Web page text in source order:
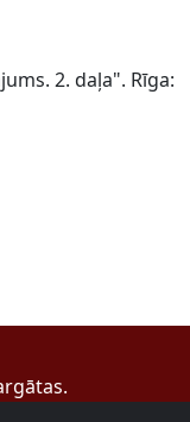
2. daļa". Rīga: